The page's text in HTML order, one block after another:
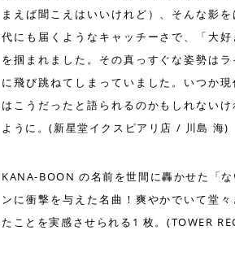
まえば聞こえはいいけれど）、そんな影
代にも届くようなキャッチーさで、「大
を掴まれました。その真っすぐな姿勢は
に飛び跳ねてしまっていました。いつか
はこうだったと語られるのかもしれない
ように。(新星堂イクスピアリ店 / 川島 海)
KANA-BOON の名前を世間に轟かせた「
ンに衝撃を与えた名曲！爽やかでいて堂
たことを実感させられる1 枚。(TOWER